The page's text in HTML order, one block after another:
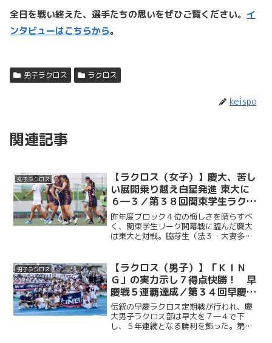
全日を戦い終えた、選手たちの思いをぜひご覧ください。 イ
ンタビューはこちらから。
男子ラクロス ラクロス
keispo
関連記事
女子ラクロス
【ラクロス（女子）】慶大、苦し
い展開乗り越え白星発進 東大に
６―３／第３８回関東学生ラクロ
スリーグ第１戦vs東大
昨年度ブロック４位の悔しさを晴らすべ
く、関東学生リーグ開幕戦に臨んだ慶大
は東大と対戦。脇芽生（法３・大妻多
女子）も続き、前半を３―１で折り返
す。後半には一時３―３の同点...
男子ラクロス
【ラクロス（男子）】「ＫＩＮ
Ｇ」の実力示し７得点快勝！ 早
慶戦５連覇達成／第３４回早慶ラ
クロス定期戦
伝統の早慶ラクロス定期戦が行われ、慶
大男子ラクロス部は早大を７―４で下
し、５年連続となる勝利を飾った。第１Q